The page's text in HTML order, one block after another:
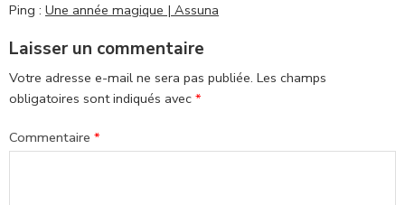
Ping : Une année magique | Assuna
Laisser un commentaire
Votre adresse e-mail ne sera pas publiée. Les champs
obligatoires sont indiqués avec *
Commentaire *